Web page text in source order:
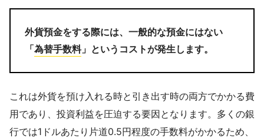
外貨預金をする際には、一般的な預金にはない
「為替手数料」というコストが発生します。
これは外貨を預け入れる時と引き出す時の両方でかかる費
用であり、投資利益を圧迫する要因となります。多くの銀
行では1ドルあたり片道0.5円程度の手数料がかかるため、